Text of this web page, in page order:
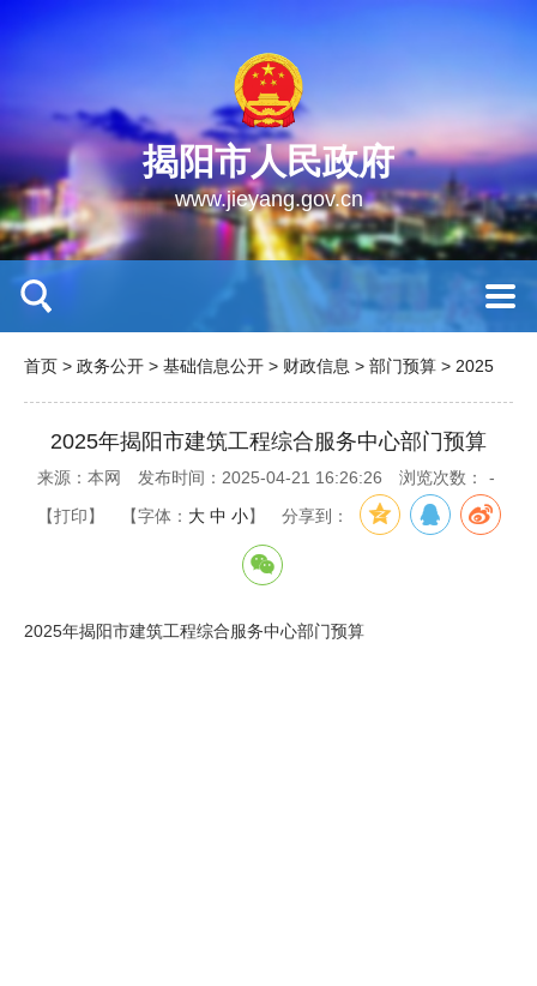
揭阳市人民政府
www.jieyang.gov.cn
首页 > 政务公开 > 基础信息公开 > 财政信息 > 部门预算 > 2025
2025年揭阳市建筑工程综合服务中心部门预算
来源：本网 发布时间：2025-04-21 16:26:26 浏览次数： -
【打印】 【字体： 大 中 小】 分享到：
2025年揭阳市建筑工程综合服务中心部门预算